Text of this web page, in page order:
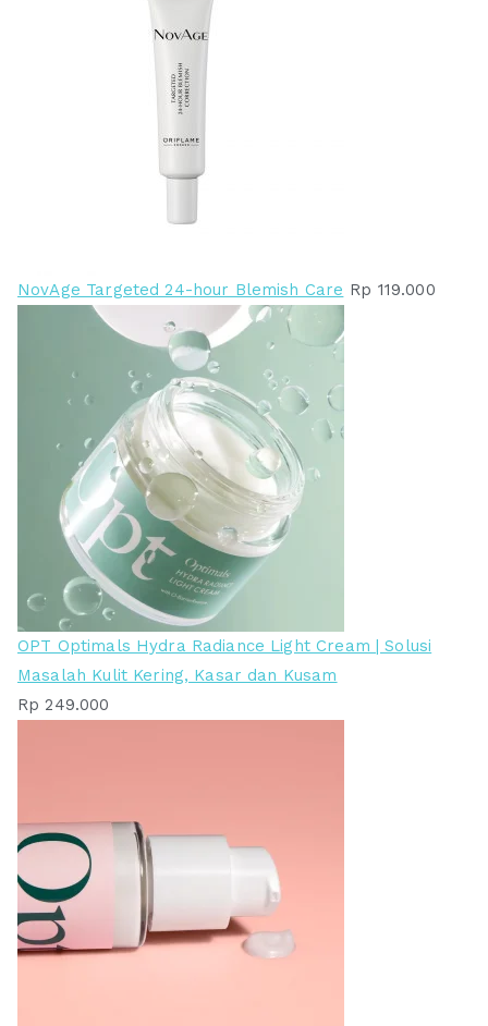
NovAge Targeted 24-hour Blemish Care Rp 119.000
OPT Optimals Hydra Radiance Light Cream | Solusi
Masalah Kulit Kering, Kasar dan Kusam
Rp 249.000